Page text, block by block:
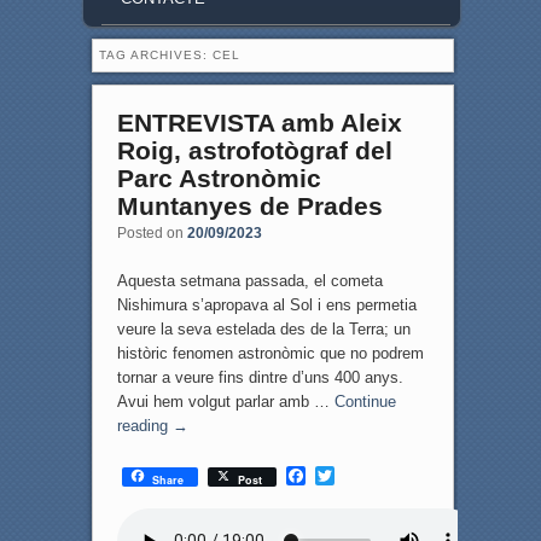
TAG ARCHIVES: CEL
ENTREVISTA amb Aleix
Roig, astrofotògraf del
Parc Astronòmic
Muntanyes de Prades
Posted on 20/09/2023
Aquesta setmana passada, el cometa
Nishimura s’apropava al Sol i ens permetia
veure la seva estelada des de la Terra; un
històric fenomen astronòmic que no podrem
tornar a veure fins dintre d’uns 400 anys.
Avui hem volgut parlar amb … Continue
reading →
Share Post
F
T